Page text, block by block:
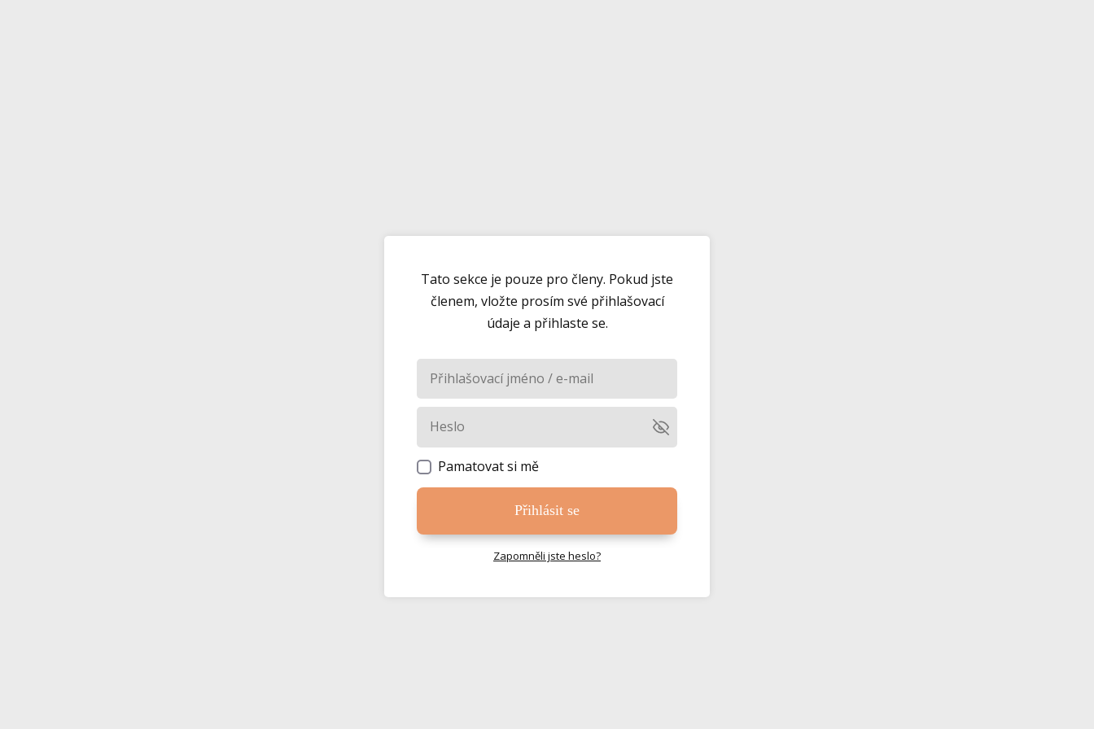
Tato sekce je pouze pro členy. Pokud jste
členem, vložte prosím své přihlašovací
údaje a přihlaste se.
Pamatovat si mě
Přihlásit se
Zapomněli jste heslo?